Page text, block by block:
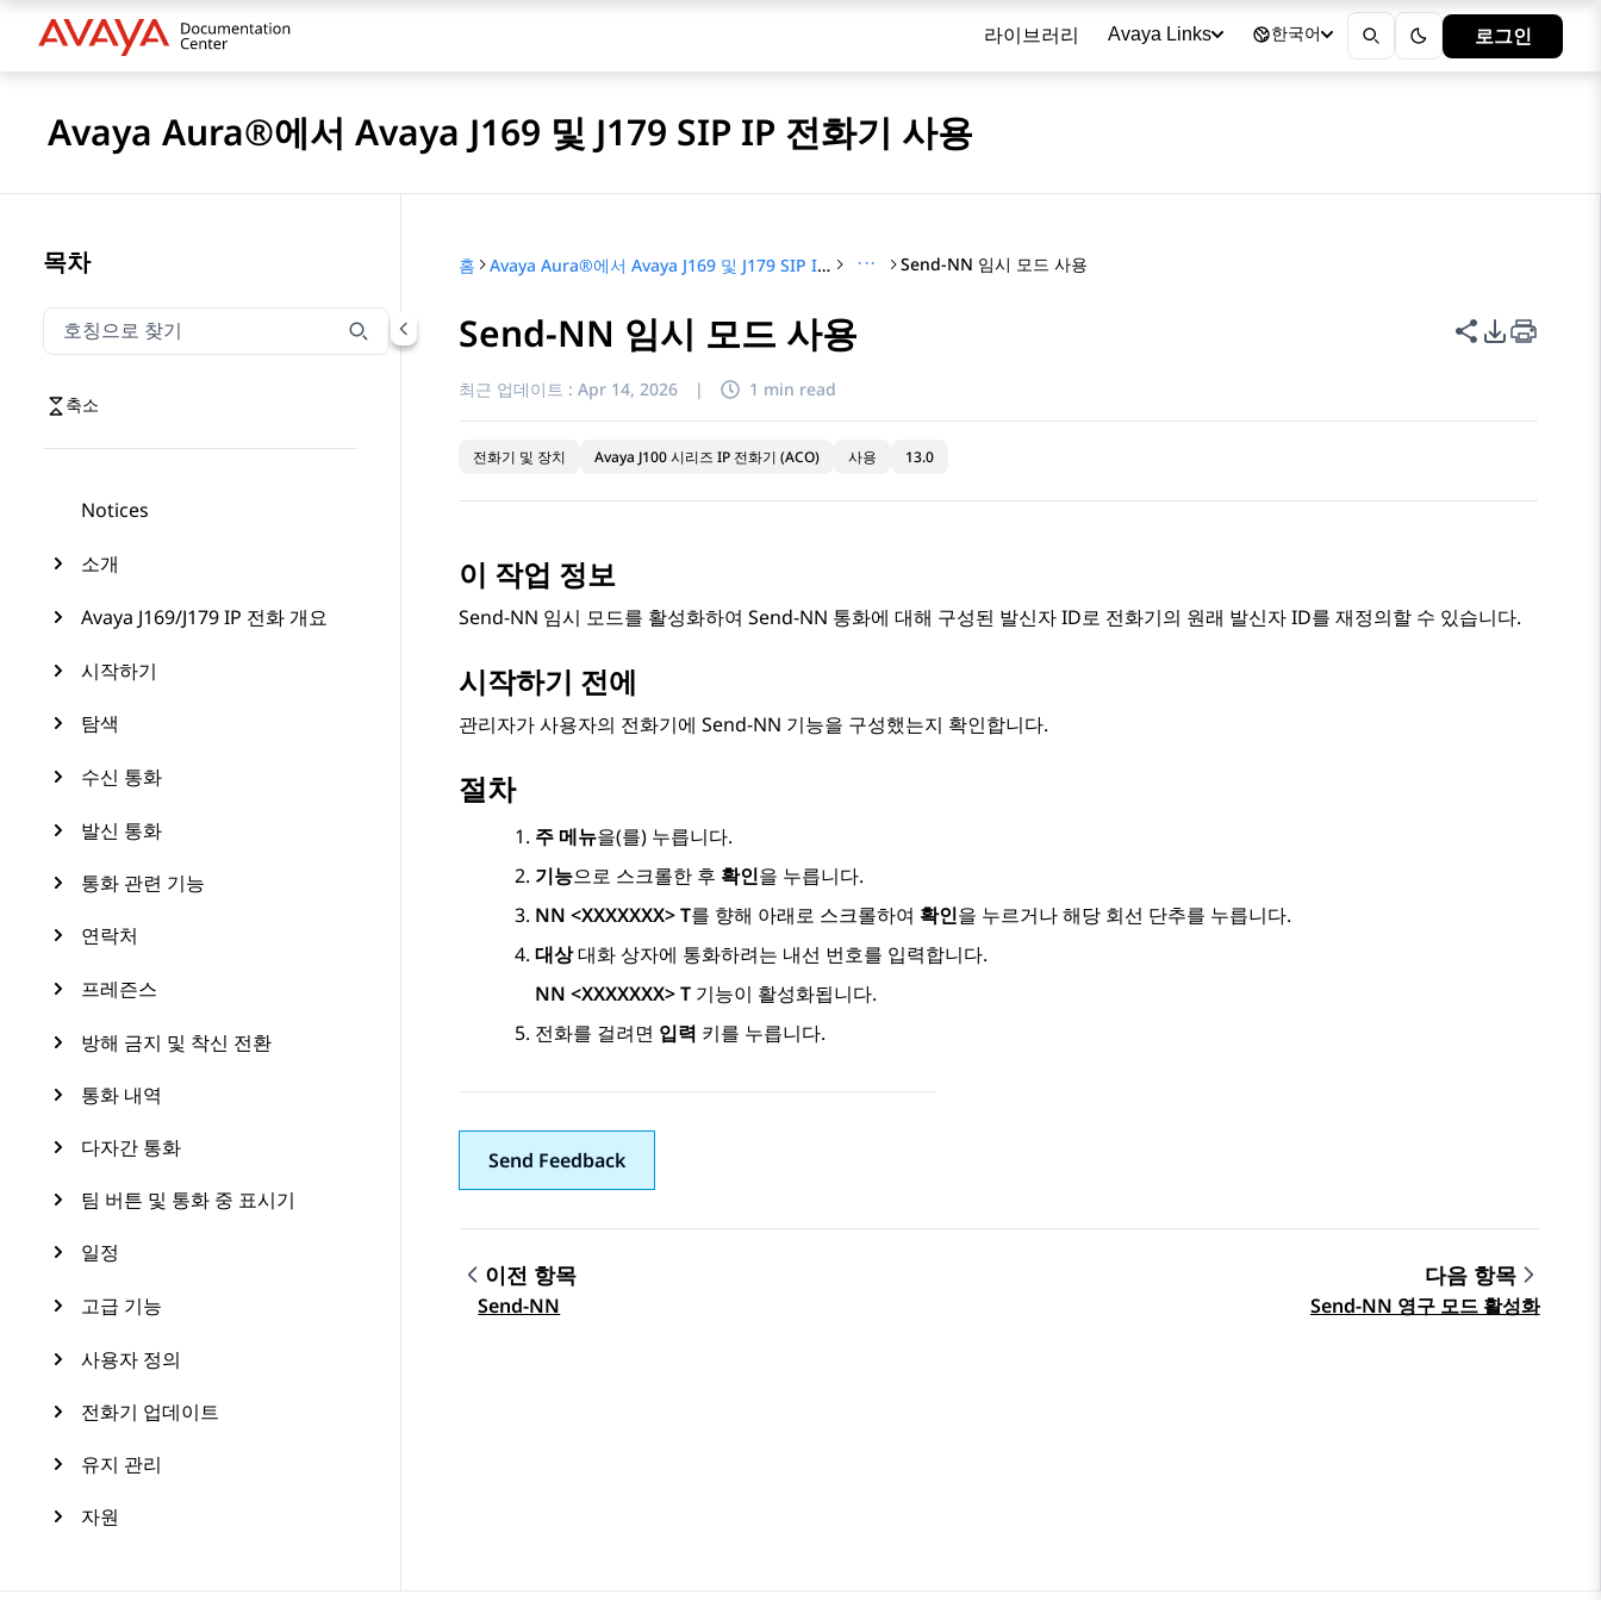
라이브러리 Avaya Links 한국어 로그인
Avaya Aura®에서 Avaya J169 및 J179 SIP IP 전화기 사용
목차
호칭으로 찾기
호칭으로 찾기 항목을 필터링하려면 입력합니다.
축소
Notices
소개
Avaya J169/J179 IP 전화 개요
시작하기
탐색
수신 통화
발신 통화
통화 관련 기능
연락처
프레즌스
방해 금지 및 착신 전환
통화 내역
다자간 통화
팀 버튼 및 통화 중 표시기
일정
고급 기능
사용자 정의
전화기 업데이트
유지 관리
자원
홈 Avaya Aura®에서 Avaya J169 및 J179 SIP IP 전화기 사용 ··· Send-NN 임시 모드 사용
Send-NN 임시 모드 사용 이 페이지 공
PDF 내보
최근 업데이트 : Apr 14, 2026 | 1 min read
전화기 및 장치 Avaya J100 시리즈 IP 전화기 (ACO) 사용 13.0
이 작업 정보
Send-NN 임시 모드를 활성화하여 Send-NN 통화에 대해 구성된 발신자 ID로 전화기의 원래 발신자 ID를 재정의할 수 있습니다.
시작하기 전에
관리자가 사용자의 전화기에 Send-NN 기능을 구성했는지 확인합니다.
절차
주 메뉴을(를) 누릅니다.
기능으로 스크롤한 후 확인을 누릅니다.
NN <XXXXXXX> T를 향해 아래로 스크롤하여 확인을 누르거나 해당 회선 단추를 누릅니다.
대상대화 상자에 통화하려는 내선 번호를 입력합니다.
NN <XXXXXXX> T 기능이 활성화됩니다.
전화를 걸려면 입력 키를 누릅니다.
Send Feedback
Topic navigation
이전 항목
Send-NN
다음 항목
Send-NN 영구 모드 활성화